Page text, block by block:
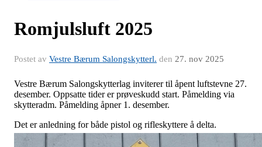
Romjulsluft 2025
Postet av Vestre Bærum Salongskytterl. den 27. nov 2025
Vestre Bærum Salongskytterlag inviterer til åpent luftstevne 27.
desember. Oppsatte tider er prøveskudd start. Påmelding via
skytteradm. Påmelding åpner 1. desember.
Det er anledning for både pistol og rifleskyttere å delta.